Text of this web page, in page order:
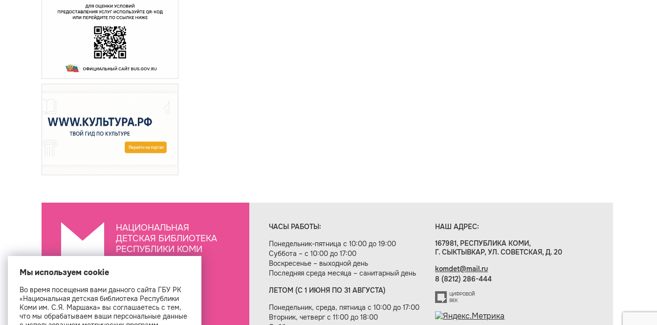
НАЦИОНАЛЬНАЯ
ДЕТСКАЯ БИБЛИОТЕКА
РЕСПУБЛИКИ КОМИ
ЧАСЫ РАБОТЫ:
Понедельник-пятница с 10:00 до 19:00
Суббота – с 10:00 до 17:00
Воскресенье – выходной день
Последняя среда месяца – санитарный день
ЛЕТОМ (С 1 ИЮНЯ ПО 31 АВГУСТА)
Понедельник, среда, пятница с 10:00 до 17:00
Вторник, четверг с 11:00 до 18:00
НАШ АДРЕС:
167981, РЕСПУБЛИКА КОМИ,
Г. СЫКТЫВКАР, УЛ. СОВЕТСКАЯ, Д. 20
komdet@mail.ru
8 (8212) 286-444
Создание сайта — веб-студия «Цифровой век»
Мы используем cookie
Во время посещения вами данного сайта ГБУ РК
«Национальная детская библиотека Республики
Коми им. С.Я. Маршака» вы соглашаетесь с тем,
что мы обрабатываем ваши персональные данные